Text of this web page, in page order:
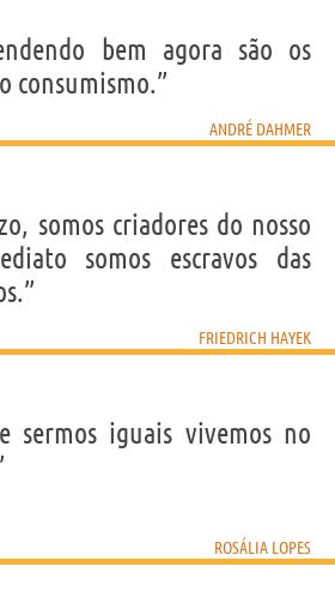
bem agora são os
consumismo.”
ANDRÉ DAHMER
somos criadores do nosso
somos escravos das
FRIEDRICH HAYEK
sermos iguais vivemos no
ROSÁLIA LOPES